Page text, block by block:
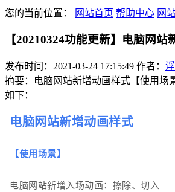
您的当前位置： 网站首页 帮助中心 网
【20210324功能更新】电脑网站
发布时间：2021-03-24 17:15:49 作者：
摘要：电脑网站新增动画样式【使用场
如下：
电脑网站新增动画样式
【使用场景】
电脑网站新增入场动画：擦除、切入